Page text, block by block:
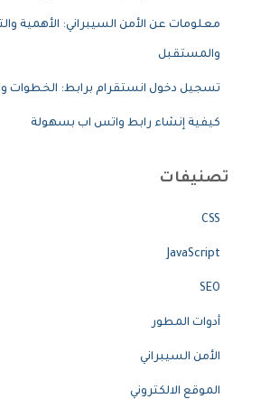
معلومات عن الأمن السيبراني: الأهمية
والمستقبل
تسجيل دخول انستقرام برابط: الخطوات
كيفية إنشاء رابط واتس اب بسهولة
تصنيفات
CSS
JavaScript
SEO
أدوات المطور
الأمن السيبراني
الموقع الالكتروني